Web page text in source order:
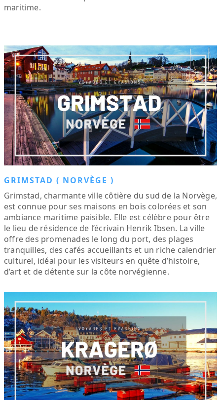
maritime.
GRIMSTAD ( NORVÈGE )
Grimstad, charmante ville côtière du sud de la Norvège,
est connue pour ses maisons en bois colorées et son
ambiance maritime paisible. Elle est célèbre pour être
le lieu de résidence de l’écrivain Henrik Ibsen. La ville
offre des promenades le long du port, des plages
tranquilles, des cafés accueillants et un riche calendrier
culturel, idéal pour les visiteurs en quête d’histoire,
d’art et de détente sur la côte norvégienne.